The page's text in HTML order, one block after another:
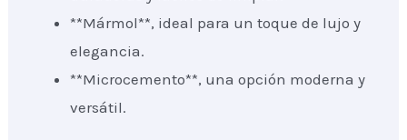
**Mármol**, ideal para un toque de lujo y
elegancia.
**Microcemento**, una opción moderna y
versátil.